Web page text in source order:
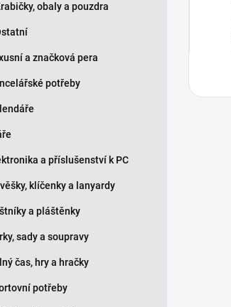
obaly a pouzdra
a značková pera
potřeby
a příslušenství k PC
klíčenky a lanyardy
a pláštěnky
sady a soupravy
čas, hry a hračky
potřeby